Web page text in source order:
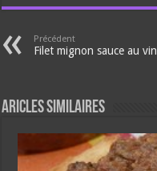
Précédent
Filet mignon sauce au vin
Aricles similaires